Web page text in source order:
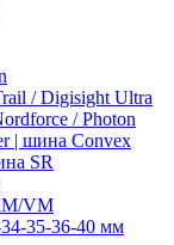
/ Digisight Ultra
/ Photon
| шина Convex
SR
VM
35-36-40 мм